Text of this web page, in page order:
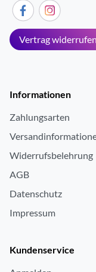
Vertrag widerrufen
Informationen
Zahlungsarten
Widerrufsbelehrung
AGB
Datenschutz
Impressum
Kundenservice